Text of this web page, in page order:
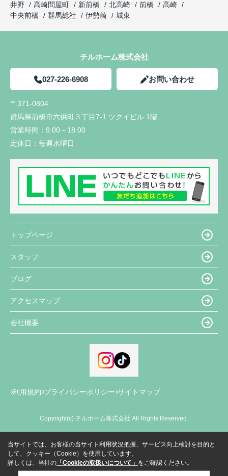
井野
高崎問屋町 新前橋 北高崎 前橋
高崎
中央前橋
群馬総社 伊勢崎 城東
チルホーム株式会社
027-226-6908 お問い合わせ
〒371-0804
群馬県前橋市六供町３丁目7-1 ツクイビル 1階
営業時間： 9:00～18:00
定休日： 毎週水曜日
トップページ
スタッフ
ブログ
アクセスマップ
会社概要
利用規約 プライバシーポリシー サイトマップ
Copyright(c) チルホーム株式会社 All Rights Reserved.
当サイトでは、お客様の当サイト利用状況把握、サービス向上検討を目的と
して、クッキー（Cookie）を使用しています。
詳しくは、当社の 「Cookieの取扱いについて」 をご確認ください。